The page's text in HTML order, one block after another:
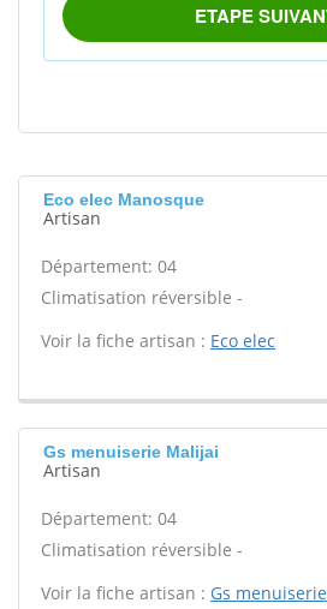
Eco elec Manosque
Artisan
Département: 04
Climatisation réversible -
Voir la fiche artisan : Eco elec
Gs menuiserie Malijai
Artisan
Département: 04
Climatisation réversible -
Voir la fiche artisan : Gs menuiserie